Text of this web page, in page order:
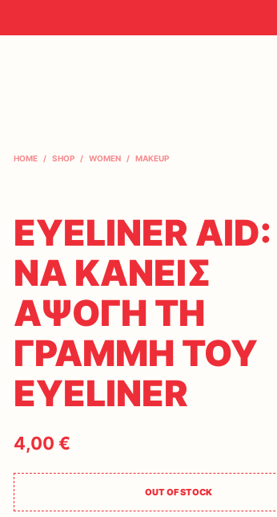
HOME / SHOP / WOMEN / MAKEUP
EYELINER
ΝΑ ΚΑΝΕΙΣ
ΑΨΟΓΗ ΤΗ
ΓΡΑΜΜΗ ΤΟΥ
EYELINER
4,00€
OUT OF STOCK